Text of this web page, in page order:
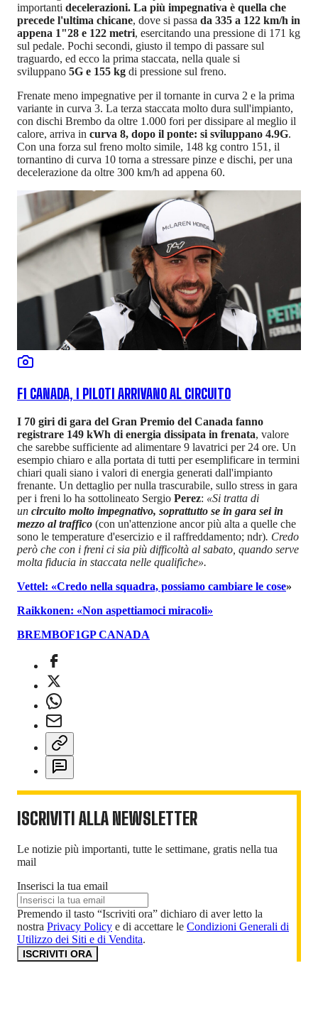
importanti decelerazioni. La più impegnativa è quella che
precede l'ultima chicane, dove si passa da 335 a 122 km/h in
appena 1"28 e 122 metri, esercitando una pressione di 171 kg
sul pedale. Pochi secondi, giusto il tempo di passare sul
traguardo, ed ecco la prima staccata, nella quale si
sviluppano 5G e 155 kg di pressione sul freno.
Frenate meno impegnative per il tornante in curva 2 e la prima
variante in curva 3. La terza staccata molto dura sull'impianto,
con dischi Brembo da oltre 1.000 fori per dissipare al meglio il
calore, arriva in curva 8, dopo il ponte: si sviluppano 4.9G.
Con una forza sul freno molto simile, 148 kg contro 151, il
tornantino di curva 10 torna a stressare pinze e dischi, per una
decelerazione da oltre 300 km/h ad appena 60.
F1 CANADA, I PILOTI ARRIVANO AL CIRCUITO
I 70 giri di gara del Gran Premio del Canada fanno
registrare 149 kWh di energia dissipata in frenata, valore
che sarebbe sufficiente ad alimentare 9 lavatrici per 24 ore. Un
esempio chiaro e alla portata di tutti per esemplificare in termini
chiari quali siano i valori di energia generati dall'impianto
frenante. Un dettaglio per nulla trascurabile, sullo stress in gara
per i freni lo ha sottolineato Sergio Perez: «Si tratta di
un circuito molto impegnativo, soprattutto se in gara sei in
mezzo al traffico (con un'attenzione ancor più alta a quelle che
sono le temperature d'esercizio e il raffreddamento; ndr). Credo
però che con i freni ci sia più difficoltà al sabato, quando serve
molta fiducia in staccata nelle qualifiche».
Vettel: «Credo nella squadra, possiamo cambiare le cose»
Raikkonen: «Non aspettiamoci miracoli»
BREMBOF1GP CANADA
ISCRIVITI ALLA NEWSLETTER
Le notizie più importanti, tutte le settimane, gratis nella tua
mail
Inserisci la tua email
Premendo il tasto “Iscriviti ora” dichiaro di aver letto la
nostra Privacy Policy e di accettare le Condizioni Generali di
Utilizzo dei Siti e di Vendita.
ISCRIVITI ORA